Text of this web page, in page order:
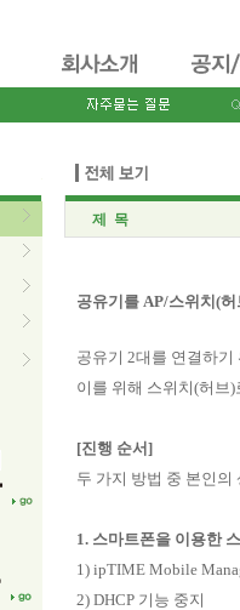
제 목
공유기를 AP/스위치(
공유기 2대를 연결하
이를 위해 스위치(허브
[진행 순서]
두 가지 방법 중 본인
1. 스마트폰을 이용한
1) ipTIME Mobile
2) DHCP 기능 중지